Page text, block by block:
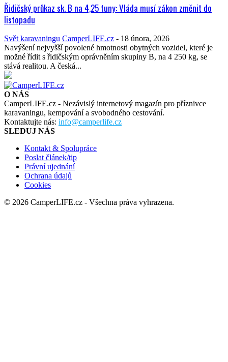
Řidičský průkaz sk. B na 4,25 tuny: Vláda musí zákon změnit do
listopadu
Svět karavaningu CamperLIFE.cz - 18 února, 2026
Navýšení nejvyšší povolené hmotnosti obytných vozidel, které je
možné řídit s řidičským oprávněním skupiny B, na 4 250 kg, se
stává realitou. A česká...
O NÁS
CamperLIFE.cz - Nezávislý internetový magazín pro příznivce
karavaningu, kempování a svobodného cestování.
Kontaktujte nás: info@camperlife.cz
SLEDUJ NÁS
Kontakt & Spolupráce
Poslat článek/tip
Právní ujednání
Ochrana údajů
Cookies
© 2026 CamperLIFE.cz - Všechna práva vyhrazena.